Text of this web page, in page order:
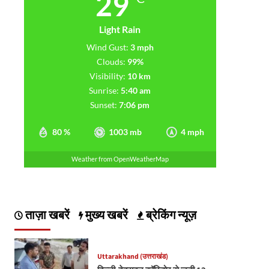
Light Rain
80 % 1003 mb 4 mph
Wind Gust: 3 mph
Clouds: 99%
Visibility: 10 km
Sunrise: 5:40 am
Sunset: 7:06 pm
Weather from OpenWeatherMap
ताज़ा खबरें मुख्य खबरें ब्रेकिंग न्यूज़
Uttarakhand (उत्तराखंड)